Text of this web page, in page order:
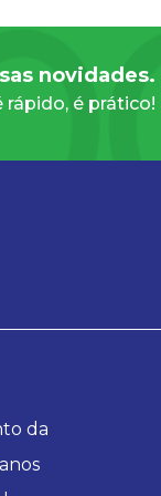
novidades.
rápido, é prático!
da